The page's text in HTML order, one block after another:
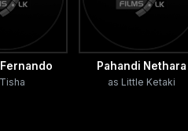
Pahandi Nethara
as Little Ketaki